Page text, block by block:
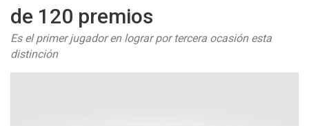
de 120 premios
Es el primer jugador en lograr por tercera ocasión esta
distinción